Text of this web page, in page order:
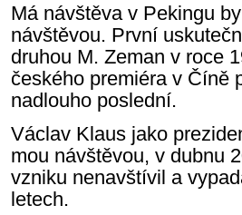
Má návštěva v Pekingu
návštěvou. První
druhou M. Zeman v roce
českého premiéra v Číně
nadlouho poslední.
Václav Klaus jako
mou návštěvou, v dubnu
vzniku nenavštívil a
letech.